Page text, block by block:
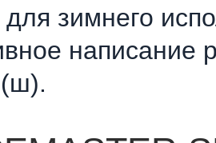
зимнего
написание